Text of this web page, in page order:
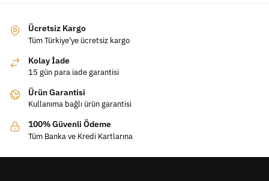
Ücretsiz Kargo
Tüm Türkiye'ye ücretsiz kargo
Kolay İade
15 gün para iade garantisi
Ürün Garantisi
Kullanıma bağlı ürün garantisi
100% Güvenli Ödeme
Tüm Banka ve Kredi Kartlarına